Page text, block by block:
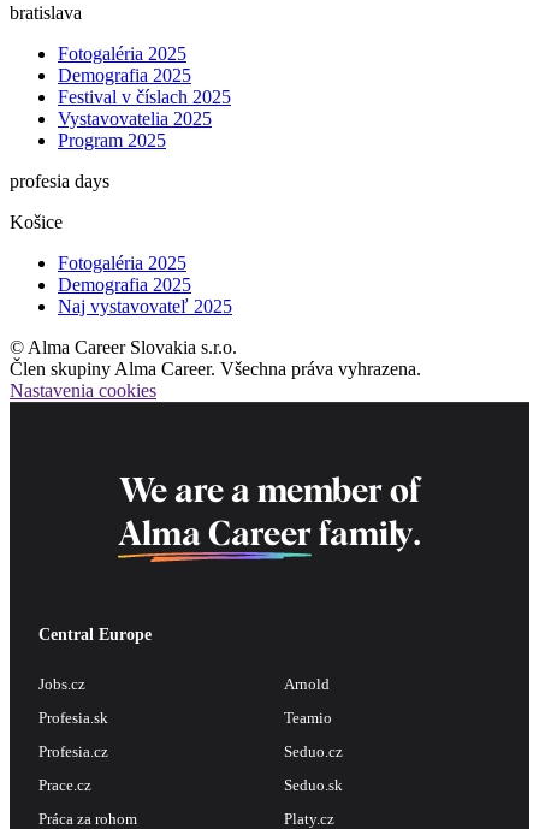
bratislava
Fotogaléria 2025
Demografia 2025
Festival v číslach 2025
Vystavovatelia 2025
Program 2025
profesia days
Košice
Fotogaléria 2025
Demografia 2025
Naj vystavovateľ 2025
© Alma Career Slovakia s.r.o.
Člen skupiny Alma Career. Všechna práva vyhrazena.
Nastavenia cookies
We are a member of
Alma Career family.
Central Europe
Jobs.cz
Profesia.sk
Profesia.cz
Prace.cz
Práca za rohom
Arnold
Teamio
Seduo.cz
Seduo.sk
Platy.cz